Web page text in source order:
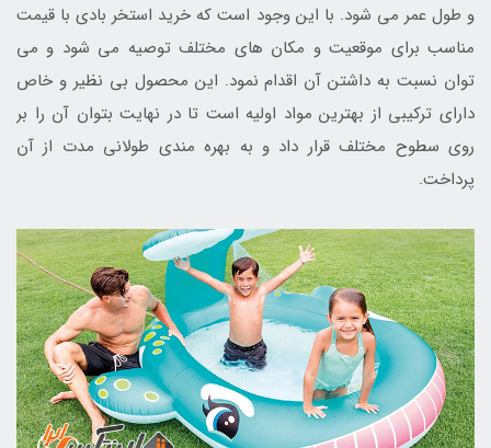
و طول عمر می شود. با این وجود است که خرید استخر بادی با قیمت
مناسب برای موقعیت و مکان های مختلف توصیه می شود و می
توان نسبت به داشتن آن اقدام نمود. این محصول بی نظیر و خاص
دارای ترکیبی از بهترین مواد اولیه است تا در نهایت بتوان آن را بر
روی سطوح مختلف قرار داد و به بهره مندی طولانی مدت از آن
پرداخت.